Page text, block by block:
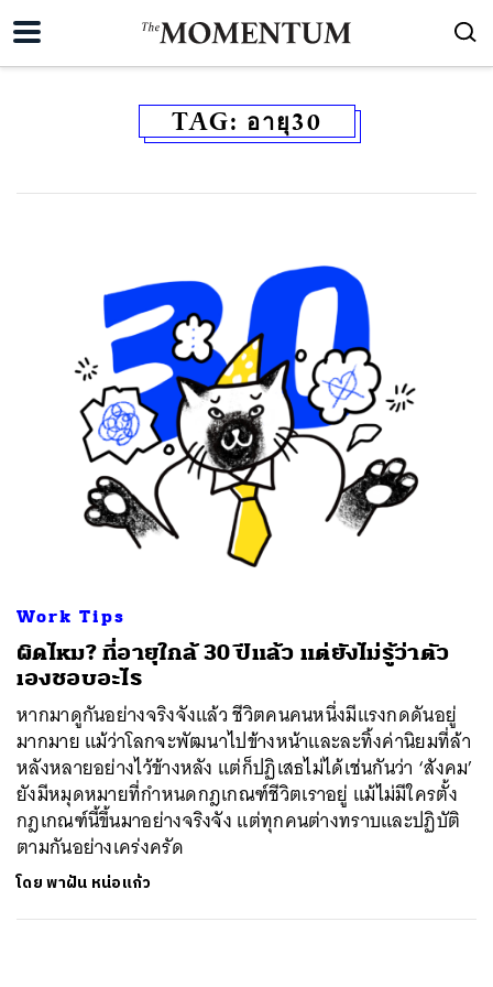
TAG: อายุ30
Work Tips
ผิดไหม? ที่อายุใกล้ 30 ปีแล้ว แต่ยังไม่รู้ว่าตัว
เองชอบอะไร
หากมาดูกันอย่างจริงจังแล้ว ชีวิตคนคนหนึ่งมีแรงกดดันอยู่
มากมาย แม้ว่าโลกจะพัฒนาไปข้างหน้าและละทิ้งค่านิยมที่ล้า
หลังหลายอย่างไว้ข้างหลัง แต่ก็ปฏิเสธไม่ได้เช่นกันว่า ‘สังคม’
ยังมีหมุดหมายที่กำหนดกฎเกณฑ์ชีวิตเราอยู่ แม้ไม่มีใครตั้ง
กฎเกณฑ์นี้ขึ้นมาอย่างจริงจัง แต่ทุกคนต่างทราบและปฏิบัติ
ตามกันอย่างเคร่งครัด
โดยพาฝัน หน่อแก้ว
SHARE